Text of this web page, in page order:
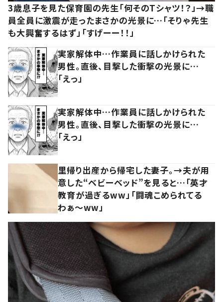
3歳息子を見た保育園の先生「何そのTシャツ！？」→職
員全員に激震が走ったまさかの光景に…「そりゃ先生
も大興奮するはず」「すげーー！！」
実家解体中…作業員に話しかけられた
男性。直後、目撃した衝撃の光景に…
「えっ」
実家解体中…作業員に話しかけられた
男性。直後、目撃した衝撃の光景に…
「えっ」
里帰り出産から帰宅した妻子。→夫が用
意した“ベビーベッド”を見ると…「英才
教育が過ぎるww」「闘魂こめられてる
わぁ～ww」